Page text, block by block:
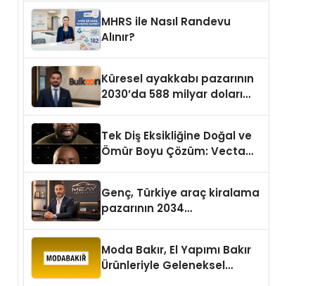
MHRS ile Nasıl Randevu
Alınır?
Küresel ayakkabı pazarının
2030’da 588 milyar doları
Tek Diş Eksikliğine Doğal ve
Ömür Boyu Çözüm: Vecta
Genç, Türkiye araç kiralama
pazarının 2034
Moda Bakır, El Yapımı Bakır
Ürünleriyle Geleneksel